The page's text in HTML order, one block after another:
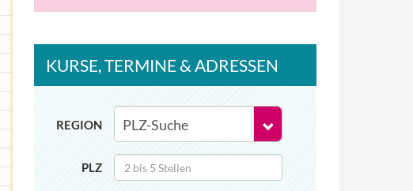
KURSE, TERMINE & ADRESSEN
REGION
PLZ